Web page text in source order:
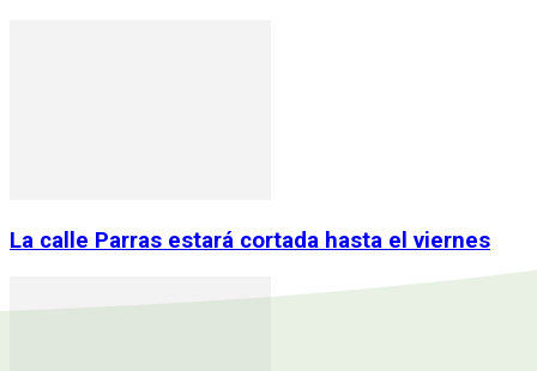
La calle Parras estará cortada hasta el viernes